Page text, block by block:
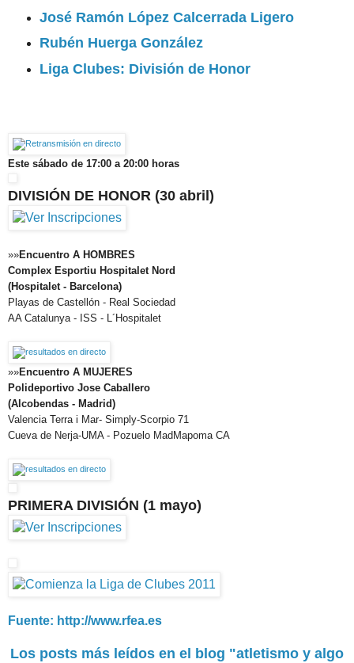
José Ramón López Calcerrada Ligero
Rubén Huerga González
Liga Clubes: División de Honor
Este sábado de 17:00 a 20:00 horas
DIVISIÓN DE HONOR (30 abril)
»»Encuentro A HOMBRES
Complex Esportiu Hospitalet Nord
(Hospitalet - Barcelona)
Playas de Castellón - Real Sociedad
AA Catalunya - ISS - L´Hospitalet
»»Encuentro A MUJERES
Polideportivo Jose Caballero
(Alcobendas - Madrid)
Valencia Terra i Mar- Simply-Scorpio 71
Cueva de Nerja-UMA - Pozuelo MadMapoma CA
PRIMERA DIVISIÓN (1 mayo)
Fuente: http://www.rfea.es
Los posts más leídos en el blog "atletismo y algo